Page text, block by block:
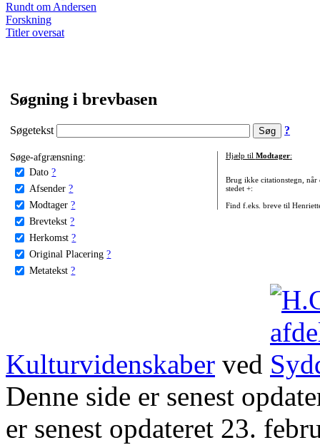
Rundt om Andersen
Forskning
Titler oversat
Søgning i brevbasen
Søgetekst ?
Søge-afgrænsning:
Dato ?
Afsender ?
Modtager ?
Brevtekst ?
Herkomst ?
Original Placering ?
Metatekst ?
Hjælp til Modtager:
Brug ikke citationstegn, når
stedet +:
Find f.eks. breve til
Kulturvidenskaber ved
Denne side er senest
er senest opdateret 23.